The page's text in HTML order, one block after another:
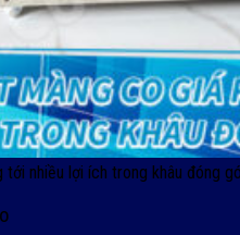
tới nhiều lợi ích trong khâu đóng